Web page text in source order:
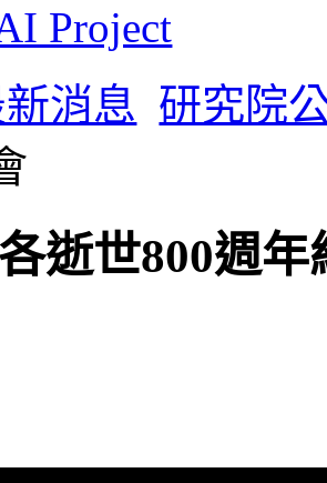
Project
消息 研究院
逝世800週